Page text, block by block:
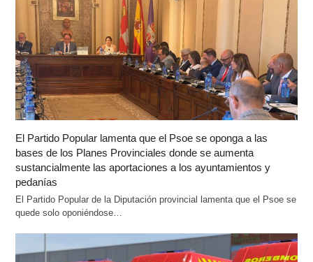
El Partido Popular lamenta que el Psoe se oponga a las
bases de los Planes Provinciales donde se aumenta
sustancialmente las aportaciones a los ayuntamientos y
pedanías
El Partido Popular de la Diputación provincial lamenta que el Psoe se
quede solo oponiéndose…